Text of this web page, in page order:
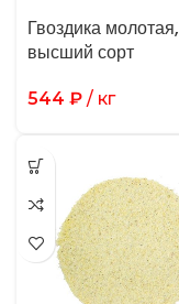
Гвоздика молотая,
высший сорт
544 ₽ / кг